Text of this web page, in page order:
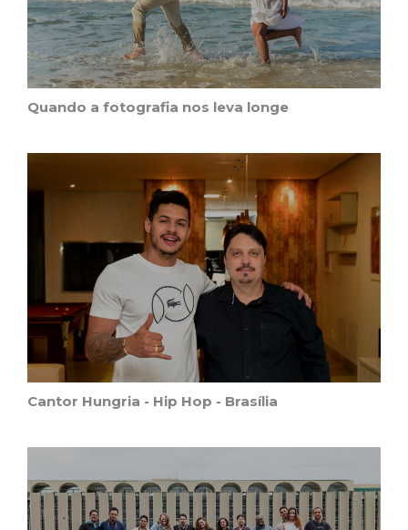
Quando a fotografia nos leva longe
Cantor Hungria - Hip Hop - Brasília